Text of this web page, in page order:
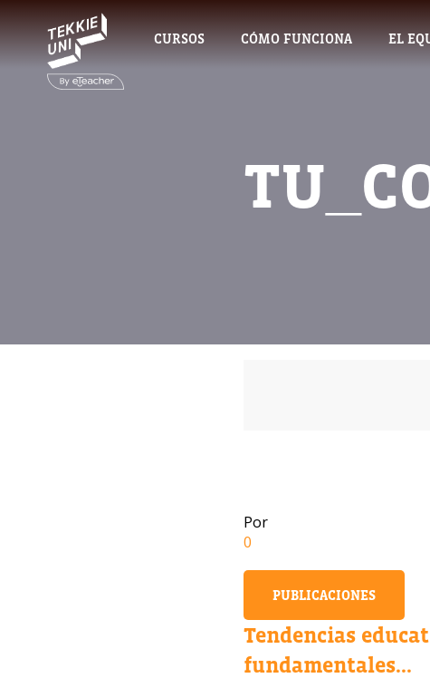
CURSOS CÓMO FUNCIONA EL
Por
0
PUBLICACIONES
Tendencias
fundamentales...